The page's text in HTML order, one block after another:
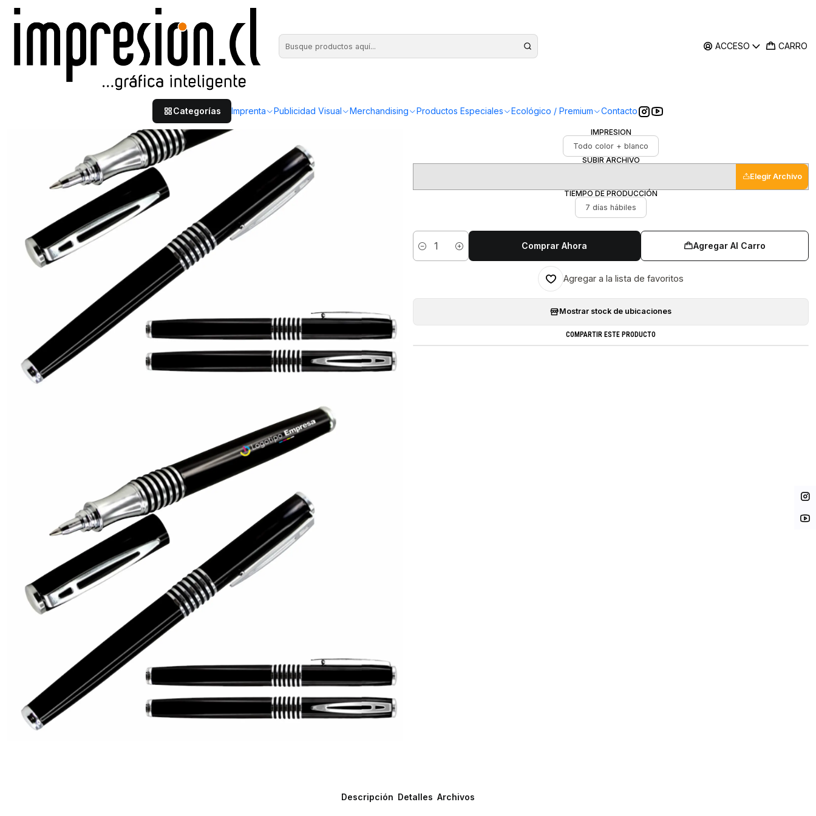
ACCESO CARRO
Categorías Imprenta Publicidad Visual Merchandising Productos Especiales Ecológico / Premium Contacto
Roller pen Endeavor
10 un 40 un
IMPRESIÓN
Todo color + blanco
SUBIR ARCHIVO
Elegir Archivo
TIEMPO DE PRODUCCIÓN
7 días hábiles
Cantidad
Agregar Al Carro
Comprar Ahora
Agregar a la lista de favoritos
Mostrar stock de ubicaciones
COMPARTIR ESTE PRODUCTO
Descripción Detalles Archivos